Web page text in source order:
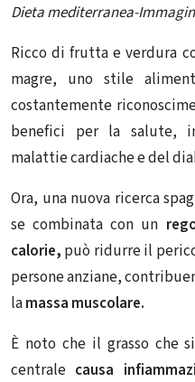
Dieta mediterranea-
Ricco di frutta e verdura
magre, uno stile
costantemente
benefici per la salute,
malattie cardiache e del
Ora, una nuova ricerca
se combinata con un
calorie, può ridurre il
persone anziane,
lamassa muscolare.
È noto che il grasso che
centrale causa